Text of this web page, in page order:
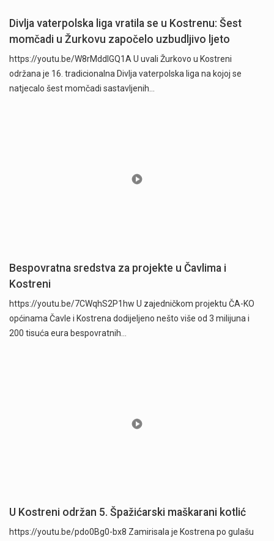
Divlja vaterpolska liga vratila se u Kostrenu: Šest
momčadi u Žurkovu započelo uzbudljivo ljeto
https://youtu.be/W8rMddIGQ1A U uvali Žurkovo u Kostreni
održana je 16. tradicionalna Divlja vaterpolska liga na kojoj se
natjecalo šest momčadi sastavljenih…
Bespovratna sredstva za projekte u Čavlima i
Kostreni
https://youtu.be/7CWqhS2P1hw U zajedničkom projektu ČA-KO
općinama Čavle i Kostrena dodijeljeno nešto više od 3 milijuna i
200 tisuća eura bespovratnih…
U Kostreni održan 5. Špažićarski maškarani kotlić
https://youtu.be/pdo0Bg0-bx8 Zamirisala je Kostrena po gulašu